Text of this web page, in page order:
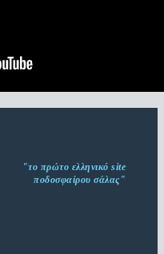
"το πρώτο ελληνικό site
ποδοσφαίρου σάλας"